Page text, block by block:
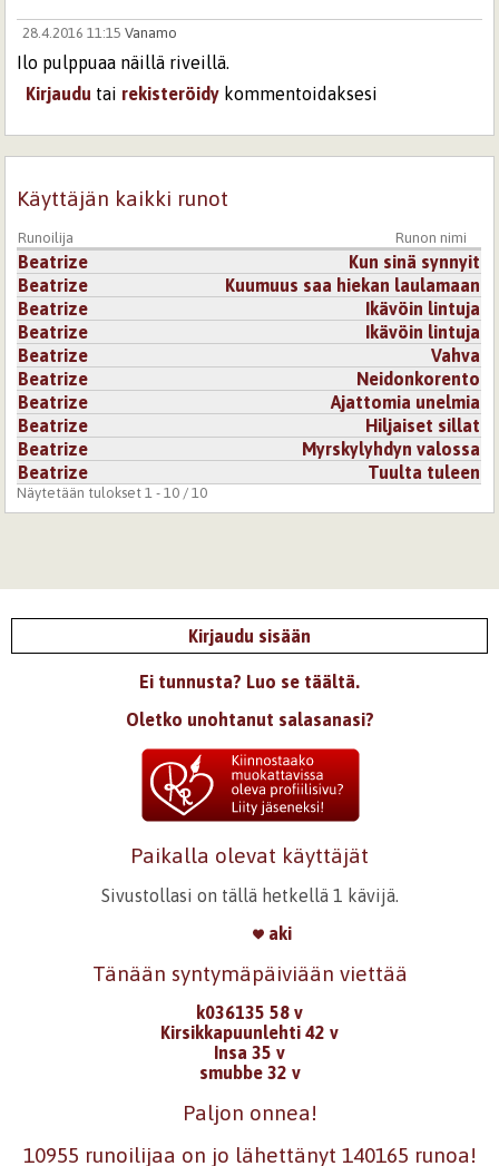
28.4.2016 11:15 Vanamo
Ilo pulppuaa näillä riveillä.
Kirjaudu tai rekisteröidy kommentoidaksesi
Käyttäjän kaikki runot
Runoilija Runon nimi
Beatrize
Kun sinä synnyit
Beatrize
Kuumuus saa hiekan laulamaan
Beatrize
Ikävöin lintuja
Beatrize
Ikävöin lintuja
Beatrize
Vahva
Beatrize
Neidonkorento
Beatrize
Ajattomia unelmia
Beatrize
Hiljaiset sillat
Beatrize
Myrskylyhdyn valossa
Beatrize
Tuulta tuleen
Näytetään tulokset 1 - 10 / 10
Kirjaudu sisään
Ei tunnusta? Luo se täältä.
Oletko unohtanut salasanasi?
Paikalla olevat käyttäjät
Sivustollasi on tällä hetkellä 1 kävijä.
aki
Tänään syntymäpäiviään viettää
k036135 58 v
Kirsikkapuunlehti 42 v
Insa 35 v
smubbe 32 v
Paljon onnea!
10955 runoilijaa on jo lähettänyt 140165 runoa!